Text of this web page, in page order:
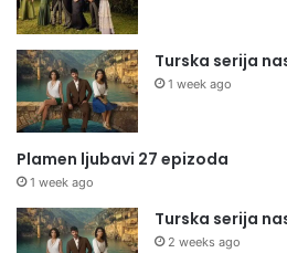
Turska serija
1 week ago
Plamen ljubavi 27 epizoda
1 week ago
Turska serija
2 weeks ago